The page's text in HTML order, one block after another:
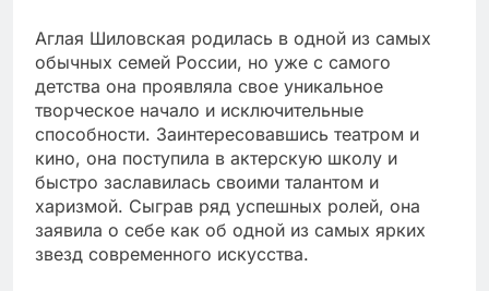
Аглая Шиловская родилась в одной из самых
обычных семей России, но уже с самого
детства она проявляла свое уникальное
творческое начало и исключительные
способности. Заинтересовавшись театром и
кино, она поступила в актерскую школу и
быстро заславилась своими талантом и
харизмой. Сыграв ряд успешных ролей, она
заявила о себе как об одной из самых ярких
звезд современного искусства.